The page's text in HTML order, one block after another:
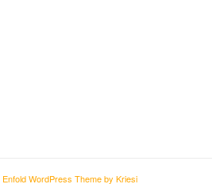
Enfold WordPress Theme by Kriesi